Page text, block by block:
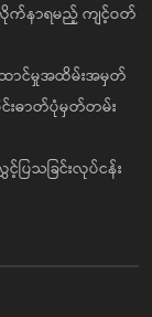
က်နာရမည့် ကျင့်ဝတ်
ာင်မှုအထိမ်းအမှတ်
င်းဓာတ်ပုံမှတ်တမ်း
သခြင်းလုပ်ငန်း